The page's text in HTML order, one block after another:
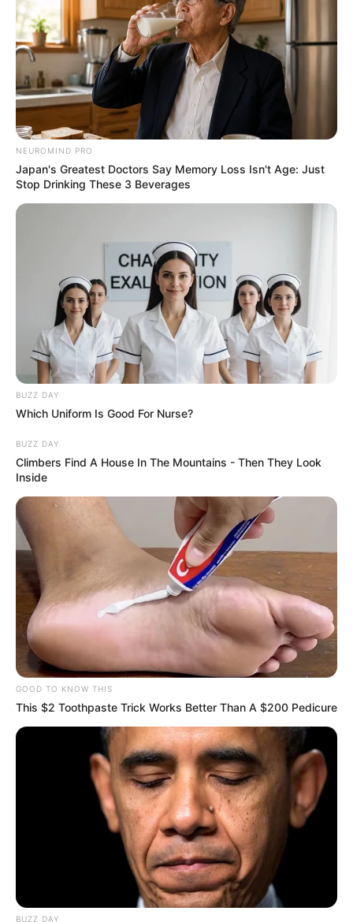
NEUROMIND PRO
Japan's Greatest Doctors Say Memory Loss Isn't Age: Just
Stop Drinking These 3 Beverages
BUZZ DAY
Which Uniform Is Good For Nurse?
BUZZ DAY
Climbers Find A House In The Mountains - Then They Look
Inside
GOOD TO KNOW THIS
This $2 Toothpaste Trick Works Better Than A $200 Pedicure
BUZZ DAY